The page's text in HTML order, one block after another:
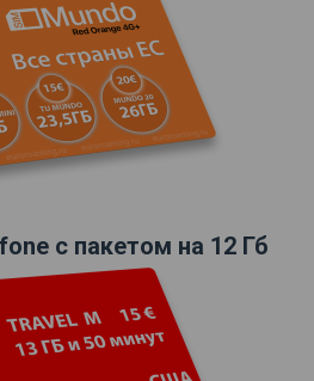
с пакетом на 12 Гб